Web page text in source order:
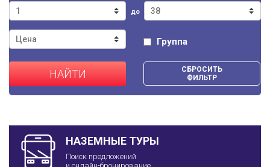
до
Группа
НАЙТИ
СБРОСИТЬ
ФИЛЬТР
НАЗЕМНЫЕ ТУРЫ
Поиск предложений